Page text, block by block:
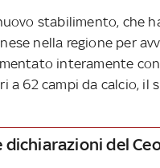
stabilimento, che
nella regione per
interamente
a 62 campi da calcio,
dichiarazioni del